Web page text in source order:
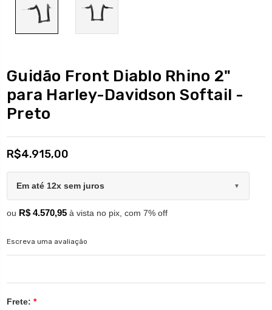
Guidão Front Diablo Rhino 2"
para Harley-Davidson Softail -
Preto
R$4.915,00
Em até 12x sem juros ▼
ou R$ 4.570,95 à vista no pix, com 7% off
Escreva uma avaliação
Frete: *